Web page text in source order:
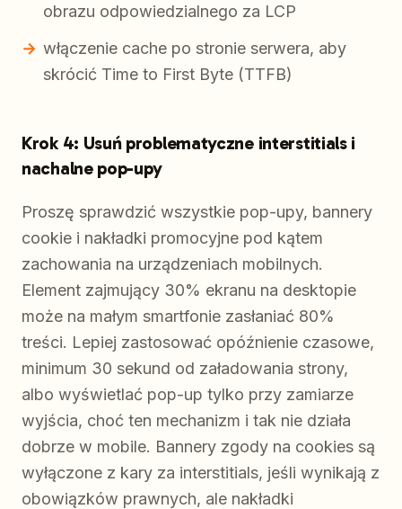
obrazu odpowiedzialnego za LCP
włączenie cache po stronie serwera, aby
skrócić Time to First Byte (TTFB)
Krok 4: Usuń problematyczne interstitials i
nachalne pop-upy
Proszę sprawdzić wszystkie pop-upy, bannery
cookie i nakładki promocyjne pod kątem
zachowania na urządzeniach mobilnych.
Element zajmujący 30% ekranu na desktopie
może na małym smartfonie zasłaniać 80%
treści. Lepiej zastosować opóźnienie czasowe,
minimum 30 sekund od załadowania strony,
albo wyświetlać pop-up tylko przy zamiarze
wyjścia, choć ten mechanizm i tak nie działa
dobrze w mobile. Bannery zgody na cookies są
wyłączone z kary za interstitials, jeśli wynikają z
obowiązków prawnych, ale nakładki